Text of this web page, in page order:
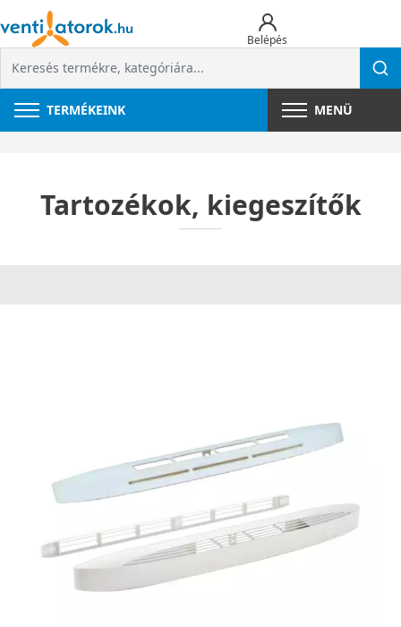
Belépés
TERMÉKEINK MENÜ
Tartozékok, kiegeszítők